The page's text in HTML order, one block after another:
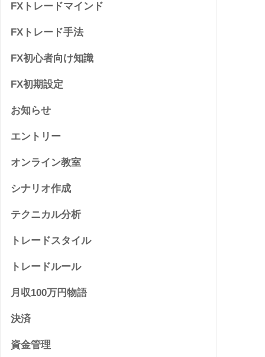
FXトレードマインド
FXトレード手法
FX初心者向け知識
FX初期設定
お知らせ
エントリー
オンライン教室
シナリオ作成
テクニカル分析
トレードスタイル
トレードルール
月収100万円物語
決済
資金管理